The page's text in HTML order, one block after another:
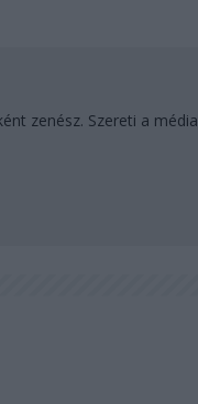
zenész. Szereti a